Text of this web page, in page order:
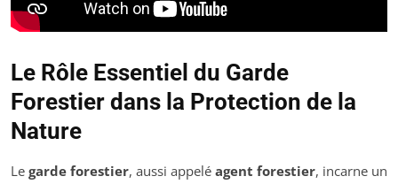
Le Rôle Essentiel du Garde
Forestier dans la Protection de la
Nature
Le garde forestier, aussi appelé agent forestier, incarne un